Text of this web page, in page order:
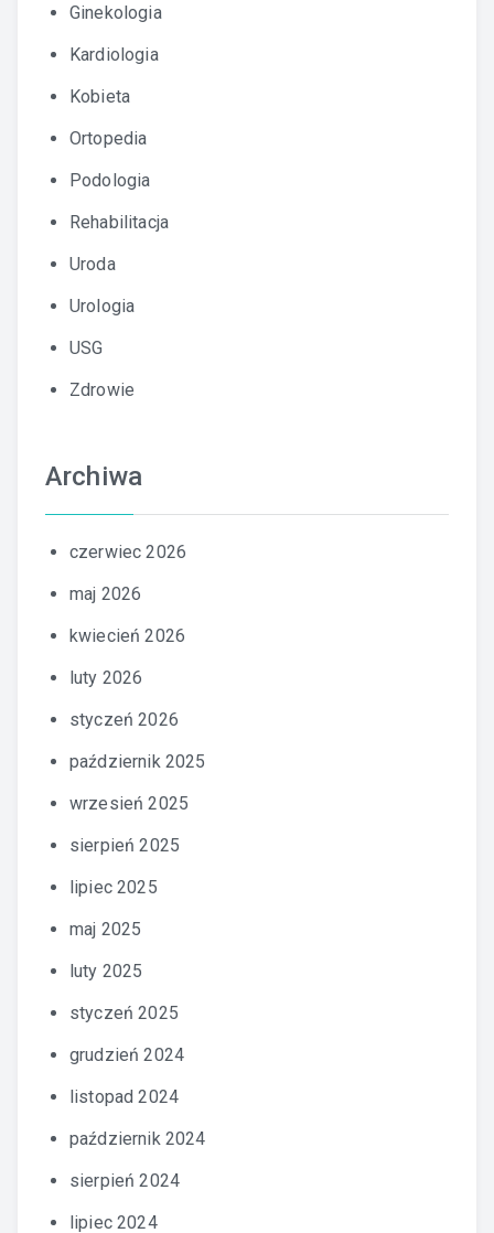
Ginekologia
Kardiologia
Kobieta
Ortopedia
Podologia
Rehabilitacja
Uroda
Urologia
USG
Zdrowie
Archiwa
czerwiec 2026
maj 2026
kwiecień 2026
luty 2026
styczeń 2026
październik 2025
wrzesień 2025
sierpień 2025
lipiec 2025
maj 2025
luty 2025
styczeń 2025
grudzień 2024
listopad 2024
październik 2024
sierpień 2024
lipiec 2024